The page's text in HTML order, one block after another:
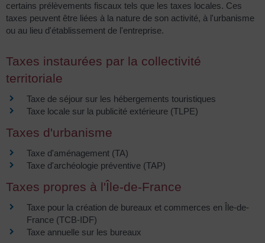
certains prélèvements fiscaux tels que les taxes locales. Ces
taxes peuvent être liées à la nature de son activité, à l'urbanisme
ou au lieu d'établissement de l'entreprise.
Taxes instaurées par la collectivité
territoriale
Taxe de séjour sur les hébergements touristiques
Taxe locale sur la publicité extérieure (TLPE)
Taxes d'urbanisme
Taxe d'aménagement (TA)
Taxe d'archéologie préventive (TAP)
Taxes propres à l'Île-de-France
Taxe pour la création de bureaux et commerces en Île-de-
France (TCB-IDF)
Taxe annuelle sur les bureaux